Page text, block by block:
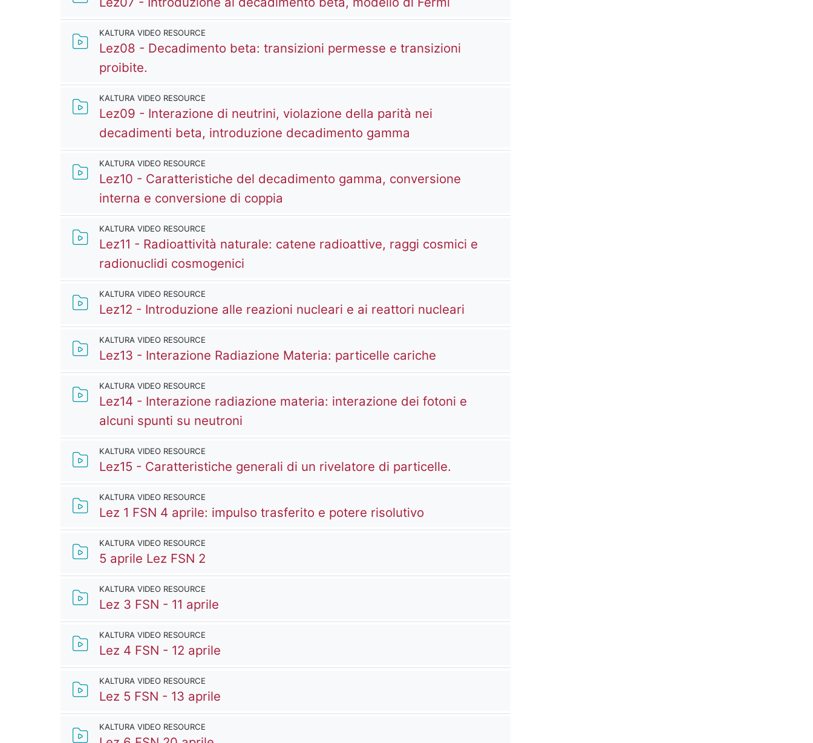
KALTURA VIDEO RESOURCE
Lez08 - Decadimento beta: transizioni permesse e transizioni
proibite.
KALTURA VIDEO RESOURCE
Lez09 - Interazione di neutrini, violazione della parità nei
decadimenti beta, introduzione decadimento gamma
KALTURA VIDEO RESOURCE
Lez10 - Caratteristiche del decadimento gamma, conversione
interna e conversione di coppia
KALTURA VIDEO RESOURCE
Lez11 - Radioattività naturale: catene radioattive, raggi cosmici e
radionuclidi cosmogenici
KALTURA VIDEO RESOURCE
Lez12 - Introduzione alle reazioni nucleari e ai reattori nucleari
KALTURA VIDEO RESOURCE
Lez13 - Interazione Radiazione Materia: particelle cariche
KALTURA VIDEO RESOURCE
Lez14 - Interazione radiazione materia: interazione dei fotoni e
alcuni spunti su neutroni
KALTURA VIDEO RESOURCE
Lez15 - Caratteristiche generali di un rivelatore di particelle.
KALTURA VIDEO RESOURCE
Lez 1 FSN 4 aprile: impulso trasferito e potere risolutivo
KALTURA VIDEO RESOURCE
5 aprile Lez FSN 2
KALTURA VIDEO RESOURCE
Lez 3 FSN - 11 aprile
KALTURA VIDEO RESOURCE
Lez 4 FSN - 12 aprile
KALTURA VIDEO RESOURCE
Lez 5 FSN - 13 aprile
KALTURA VIDEO RESOURCE